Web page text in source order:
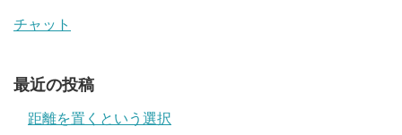
チャット
最近の投稿
距離を置くという選択